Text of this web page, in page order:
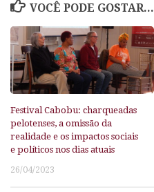
VOCÊ PODE GOSTAR...
Festival Cabobu: charqueadas
pelotenses, a omissão da
realidade e os impactos sociais
e políticos nos dias atuais
26/04/2023